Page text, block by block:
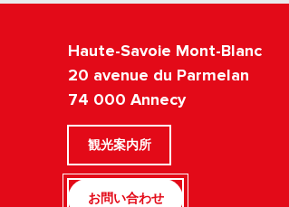
Haute-Savoie Mont-Blanc
20 avenue du Parmelan
74 000 Annecy
観光案内所
お問い合わせ